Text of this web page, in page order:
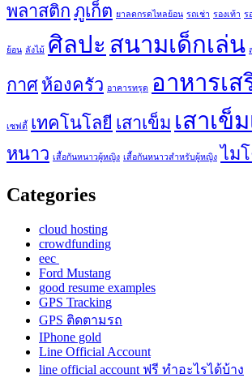
พลาสติก ภูเก็ต ยาลดกรดไหลย้อน รถเช่า รองเท้า ร
ย้อน ลังไม้ ศิลปะ สนามเด็กเล่น
กาศ ห้องครัว อาคารทรุด อาหารเส
เซฟตี้ เทคโนโลยี เสาเข็ม เสาเข็
หนาว เสื้อกันหนาวผู้หญิง เสื้อกันหนาวสำหรับผู้หญิง ไม
Categories
cloud hosting
crowdfunding
eec
Ford Mustang
good resume examples
GPS Tracking
GPS ติดตามรถ
IPhone gold
Line Official Account
line official account ฟรี ทําอะไรได้บ้าง